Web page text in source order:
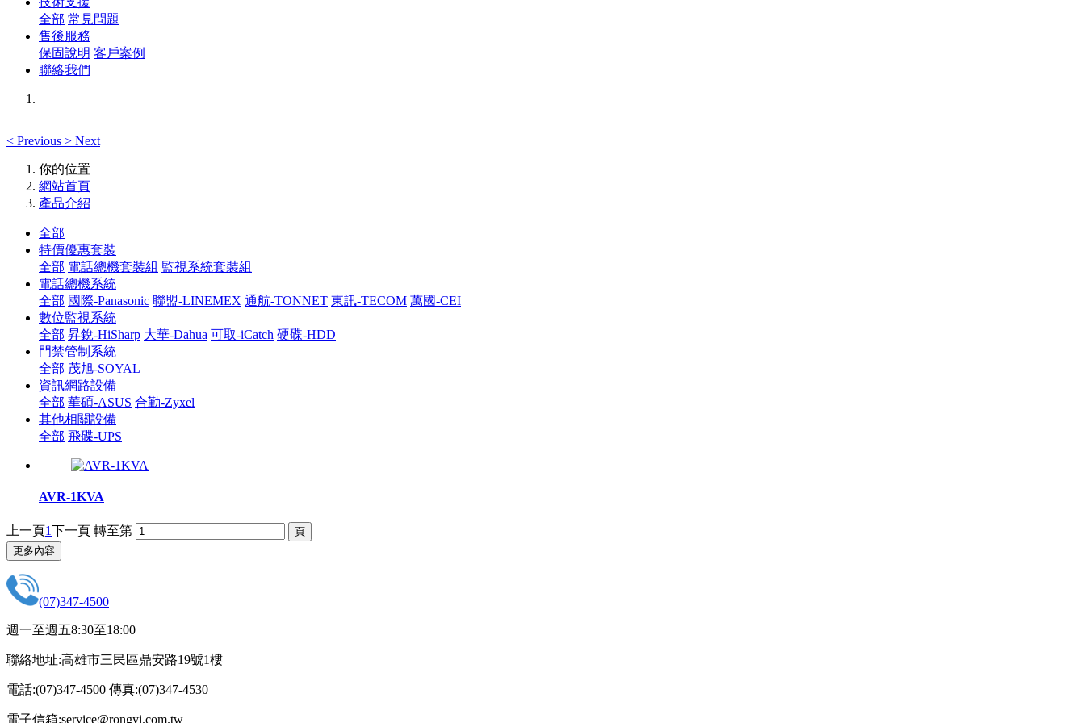
全部 常見問題
售後服務
保固說明 客戶案例
聯絡我們
< Previous > Next
你的位置
網站首頁
產品介紹
全部
特價優惠套裝
全部 電話總機套裝組 監視系統套裝組
電話總機系統
全部 國際-Panasonic 聯盟-LINEMEX 通航-TONNET 東訊-TECOM 萬國-CEI
數位監視系統
全部 昇銳-HiSharp 大華-Dahua 可取-iCatch 硬碟-HDD
門禁管制系統
全部 茂旭-SOYAL
資訊網路設備
全部 華碩-ASUS 合勤-Zyxel
其他相關設備
全部 飛碟-UPS
AVR-1KVA
上一頁1下一頁 轉至第
更多內容
(07)347-4500
週一至週五8:30至18:00
聯絡地址:高雄市三民區鼎安路19號1樓
電話:(07)347-4500 傳真:(07)347-4530
電子信箱:service@rongyi.com.tw